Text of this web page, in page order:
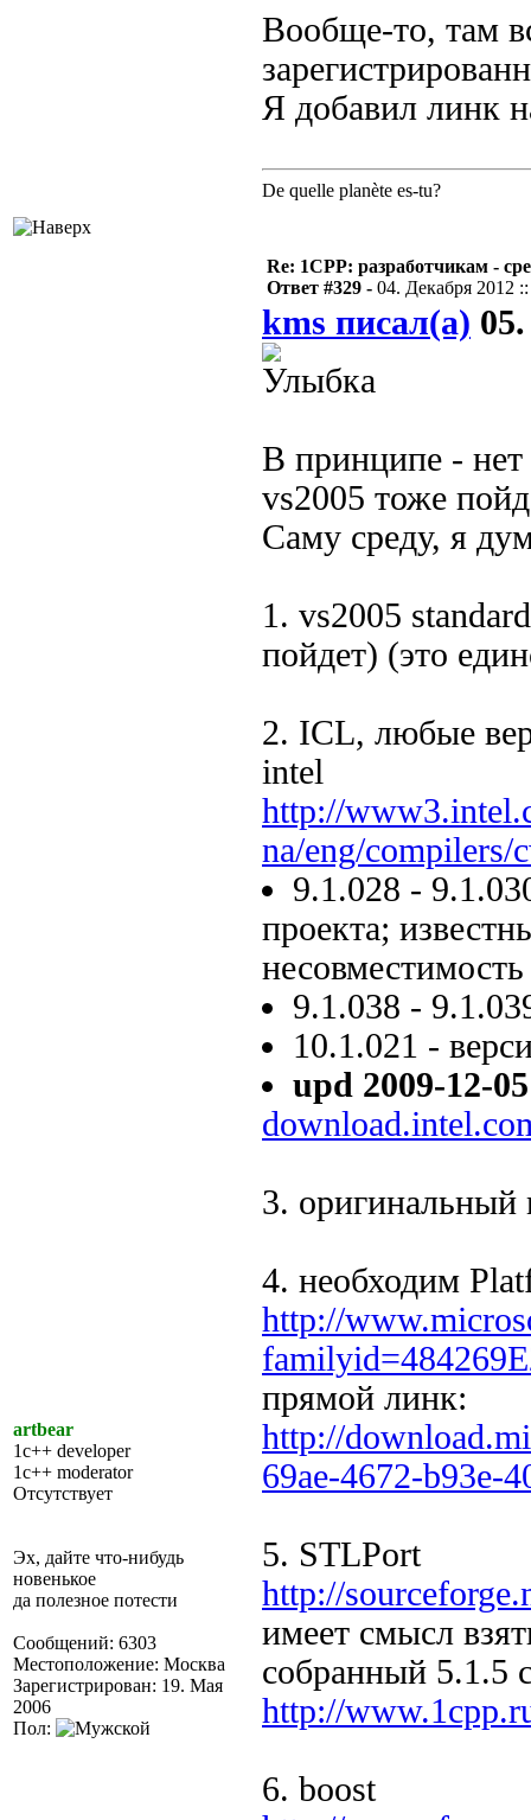
Вообще-то, там
Я добавил линк
De quelle planète es-tu?
artbear
1c++ developer
1c++ moderator
Отсутствует
Эх, дайте что-нибудь
новенькое
да полезное потести
Сообщений: 6303
Местоположение: Москва
Зарегистрирован: 19. Мая
2006
Пол:
Re: 1CPP: разработчикам -
Ответ #329 - 04. Декабря 2012
kms писал(а)
В принципе - нет
vs2005 тоже
Саму среду, я
1. vs2005
пойдет) (это
2. ICL, любые
intel
http://
na/eng/compilers/
9.1.028 -
проекта;
9.1.038 -
10.1.021 -
upd 2009-12-05
3. оригинальный
4. необходим
http://
прямой линк:
http://
69ae-4672-b93e-
5. STLPort
http://
имеет смысл
собранный 5.1.5
http://
6. boost